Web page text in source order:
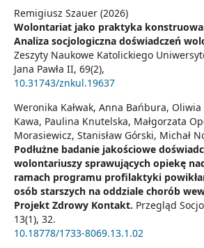
Remigiusz Szauer (2026)
Wolontariat jako praktyka
Analiza socjologiczna doświadczeń
Zeszyty Naukowe Katolickiego
Jana Pawła II, 69(2),
10.31743/znkul.19637
Weronika Kałwak, Anna Bańbura, Oliwia
Kawa, Paulina Knutelska, Małgorzata
Morasiewicz, Stanisław Górski, Michał
Podłużne badanie jakościowe
wolontariuszy sprawujących opiekę
ramach programu profilaktyki
osób starszych na oddziale chorób
Projekt Zdrowy Kontakt. Przegląd
13(1), 32.
10.18778/1733-8069.13.1.02